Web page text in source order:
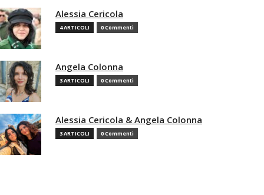
Alessia Cericola
4 ARTICOLI 0 Commenti
Angela Colonna
3 ARTICOLI 0 Commenti
Alessia Cericola & Angela Colonna
3 ARTICOLI 0 Commenti